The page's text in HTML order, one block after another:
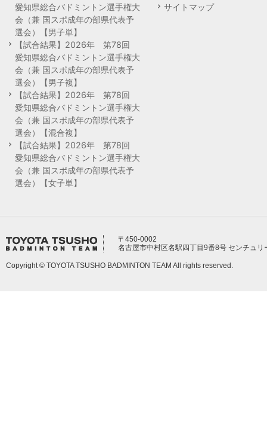
愛知県総合バドミントン選手権大
会（兼 国スポ成年の部県代表予
選会）【男子単】
【試合結果】2026年 第78回
愛知県総合バドミントン選手権大
会（兼 国スポ成年の部県代表予
選会）【男子複】
【試合結果】2026年 第78回
愛知県総合バドミントン選手権大
会（兼 国スポ成年の部県代表予
選会）【混合複】
【試合結果】2026年 第78回
愛知県総合バドミントン選手権大
会（兼 国スポ成年の部県代表予
選会）【女子単】
サイトマップ
〒450-0002
名古屋市中村区名駅四丁目9番8号 センチュリ
Copyright © TOYOTA TSUSHO BADMINTON TEAM All rights reserved.